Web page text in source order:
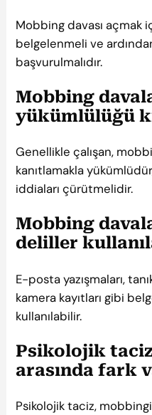
Mobbing davası açmak
belgelenmeli ve
başvurulmalıdır.
Mobbing
yükümlülüğü
Genellikle çalışan,
kanıtlamakla
iddiaları çürütmelidir.
Mobbing
deliller
E-posta yazışmaları,
kamera kayıtları gibi
kullanılabilir.
Psikolojik
arasında fark
Psikolojik taciz,